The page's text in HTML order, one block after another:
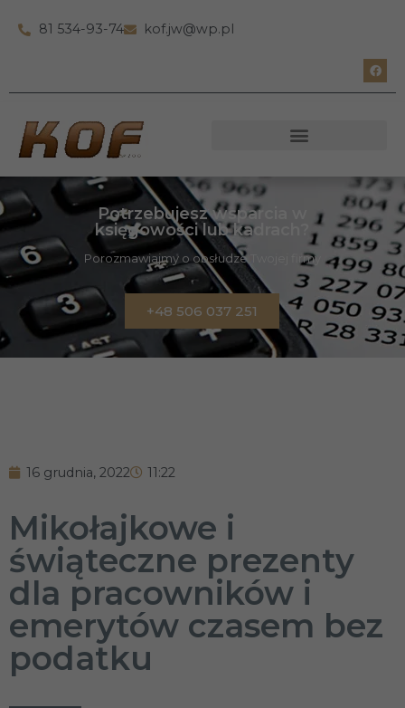
81 534-93-74 kof.jw@wp.pl
Potrzebujesz wsparcia w
księgowości lub kadrach?
Porozmawiajmy o obsłudze Twojej firmy
+48 506 037 251
16 grudnia, 2022 11:22
Mikołajkowe i
świąteczne prezenty
dla pracowników i
emerytów czasem bez
podatku